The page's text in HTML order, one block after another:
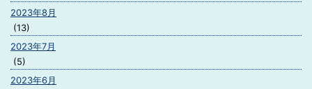
2023年8月
(13)
2023年7月
(5)
2023年6月